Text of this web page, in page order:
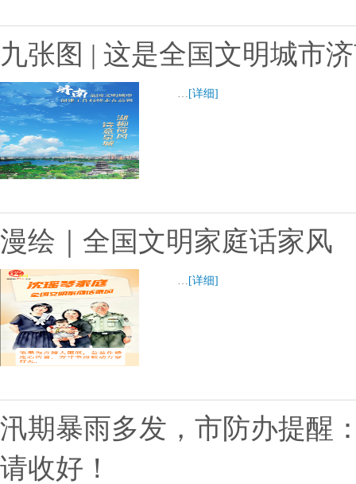
九张图 | 这是全国文明城市
… [详细]
漫绘｜全国文明家庭话家风
… [详细]
汛期暴雨多发，市防办提醒
请收好！